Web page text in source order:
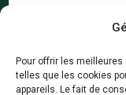
Pour offrir les
telles que les cookies
appareils. Le fait de